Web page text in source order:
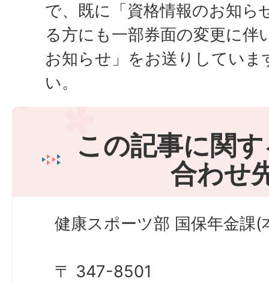
で、既に「資格情報のお知ら
る方にも一部券面の変更に伴
お知らせ」をお送りしてい
い。
この記事に関
合わせ
健康スポーツ部 国保年金課(
〒 347-8501